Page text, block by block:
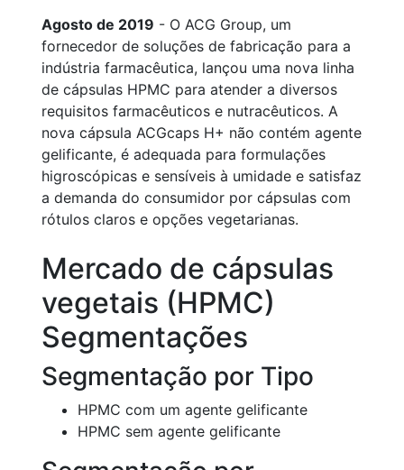
Agosto de 2019 - O ACG Group, um
fornecedor de soluções de fabricação para a
indústria farmacêutica, lançou uma nova linha
de cápsulas HPMC para atender a diversos
requisitos farmacêuticos e nutracêuticos. A
nova cápsula ACGcaps H+ não contém agente
gelificante, é adequada para formulações
higroscópicas e sensíveis à umidade e satisfaz
a demanda do consumidor por cápsulas com
rótulos claros e opções vegetarianas.
Mercado de cápsulas
vegetais (HPMC)
Segmentações
Segmentação por Tipo
HPMC com um agente gelificante
HPMC sem agente gelificante